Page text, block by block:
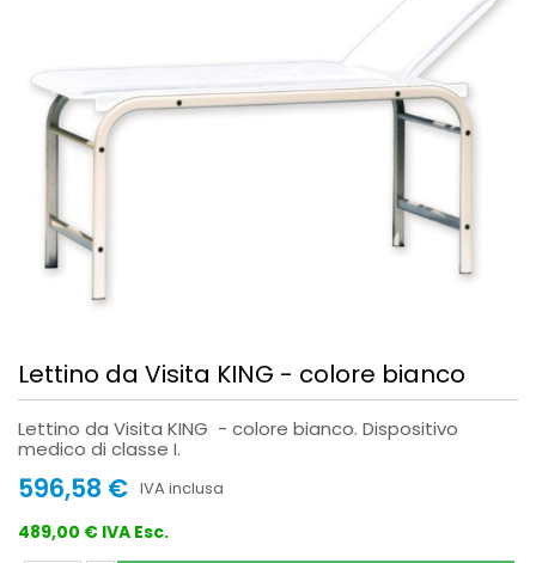
Lettino da Visita KING - colore bianco
Lettino da Visita KING - colore bianco. Dispositivo
medico di classe I.
596,58 € IVA inclusa
489,00 € IVA Esc.